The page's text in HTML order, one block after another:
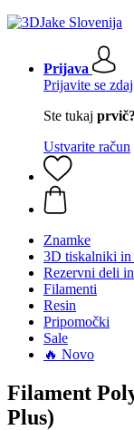
Prijava
Prijavite se zdaj
Ste tukaj prvič?
Ustvarite račun
Znamke
3D tiskalniki in
Rezervni deli
Filamenti
Resin
Pripomočki
Sale
🔥 Novo
Filament
Plus)